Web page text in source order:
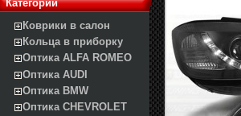
Категории
Коврики в салон
Кольца в приборку
Оптика ALFA ROMEO
Оптика AUDI
Оптика BMW
Оптика CHEVROLET